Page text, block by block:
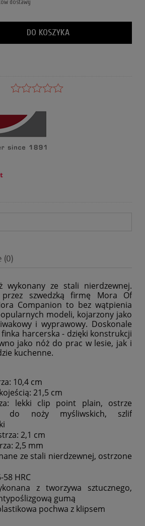
dostawy
DO KOSZYKA
(0)
wykonany ze stali nierdzewnej.
przez szwedzką firmę Mora Of
Companion to bez wątpienia
modeli, kojarzony jako
i wyprawowy. Doskonale
harcerska - dzięki konstrukcji
jako nóż do prac w lesie, jak i
kuchenne.
10,4 cm
21,5 cm
lekki clip point plain, ostrze
do noży myśliwskich, szlif
2,1 cm
2,5 mm
ze stali nierdzewnej, ostrzone
HRC
z tworzywa sztucznego,
gumą
pochwa z klipsem